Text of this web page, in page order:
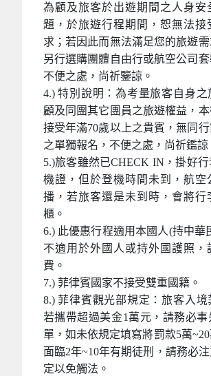
為顧及旅客於出遊期間之人身安
題，於旅遊行程期間，恕無法接
求；若因此而無法滿足您的旅遊
另行選購團體自由行或航空公司套
不便之處，尚祈鑒諒。
4.) 特別說明：為考量旅客自身之
顧及同團其它團員之旅遊權益，
接受年滿70歲以上之貴賓，無同
之單獨報名，不便之處，尚祈鑑諒
5.)旅客雖然已CHECK IN，掛好
機證，但於登機時間未到，航空
播，若旅客還是未到時，會將行
櫃。
6.) 此優惠行程適用本國人(持中華
不適用於外國人或持外國護照，
費。
7.) 菲律賓國家不接受雙重國籍。
8.) 菲律賓觀光部規定：旅客入境
若攜帶超過美金1萬元，請務必事
單，如未依規定填寫將罰款5萬
面臨2年~10年有期徒刑，請務必
定以免觸法。